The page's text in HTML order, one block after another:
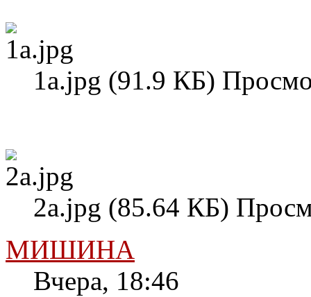
1а.jpg (91.9 КБ)
2а.jpg (85.64 КБ)
МИШИНА
Вчера, 18:46